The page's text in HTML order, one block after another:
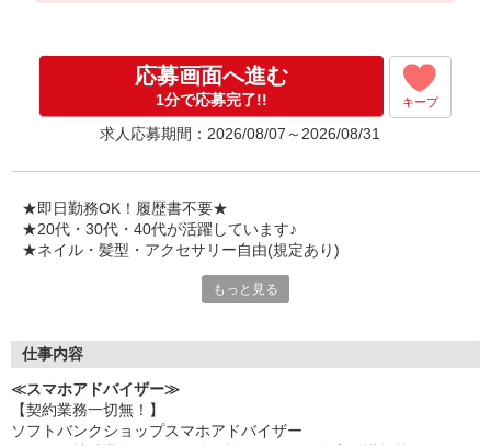
入社祝い金10万円支給(規定有)
お友達を紹介頂くと,
インセンティブ支給(規定有)
゜・。○。・゜+゜・。○。・゜+゜
応募画面へ進む
1分で応募完了!! キープ
求人応募期間：2026/08/07～2026/08/31
★即日勤務OK！履歴書不要★
★20代・30代・40代が活躍しています♪
★ネイル・髪型・アクセサリー自由(規定あり)
シエロのご紹介するお店は、
優しい人間関係がある場所ばかり！
【選べるお仕事いろいろ】
￣￣￣￣￣￣￣￣￣￣￣
もっと見る
仕事内容
≪スマホアドバイザー≫
【契約業務一切無！】
ソフトバンクショップスマホアドバイザー